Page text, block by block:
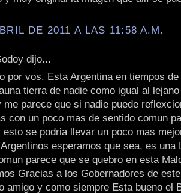
DE 2011 A LAS 11:58 A.M.
dijo...
por vos. Esta Argentina en tiempos
tierra de nadie como igual al
me parece que si nadie puede
con un poco mas de sentido comun
esto se podria llevar un poco mas
esperamos que sea, es una
parece que se quebro en esta
Gracias a los Gobernadores de
amigo y como siempre Esta bueno el